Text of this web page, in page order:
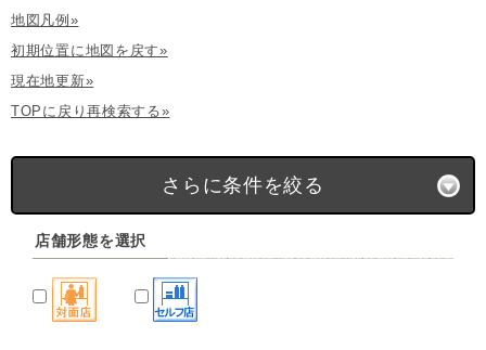
地図凡例»
初期位置に地図を戻す»
現在地更新»
TOPに戻り再検索する»
さらに条件を絞る
店舗形態を選択